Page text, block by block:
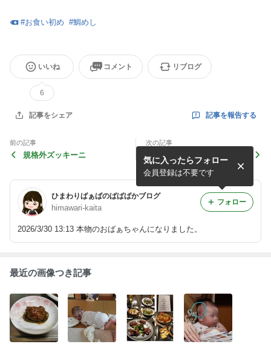
#お食い初め #鯛めし
いいね
6
コメント リブログ
記事をシェア 記事を報告する
前の記事
規格外ズッキーニ
次の記事
ひまわりばぁばのばばばかブログ
himawari-kaita
2026/3/30 13:13 本物のおばぁちゃんになりました。
気に入ったらフォロー
会員登録は不要です
フォロー
最近の画像つき記事